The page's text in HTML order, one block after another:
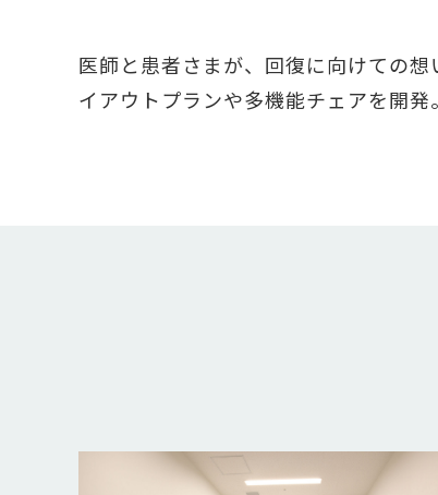
医師と患者さまが、回復に向けての
イアウトプランや多機能チェアを開